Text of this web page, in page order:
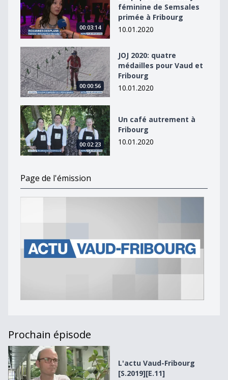
00:03:14
féminine de Semsales
primée à Fribourg
10.01.2020
JOJ 2020: quatre médailles pour Vaud et Fribourg
00:00:56
JOJ 2020: quatre
médailles pour Vaud et
Fribourg
10.01.2020
Un café autrement à Fribourg
00:02:23
Un café autrement à
Fribourg
10.01.2020
Page de l'émission
Prochain épisode
L&#039;actu Vaud-Fribourg [S.2019][E.11]
L'actu Vaud-Fribourg
[S.2019][E.11]